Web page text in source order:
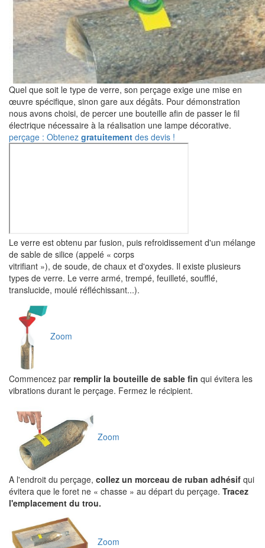
Quel que soit le type de verre, son perçage exige une mise en
œuvre spécifique, sinon gare aux dégâts. Pour démonstration
nous avons choisi, de percer une bouteille afin de passer le fil
électrique nécessaire à la réalisation une lampe décorative.
perçage : Obtenez gratuitement des devis !
Le verre est obtenu par fusion, puis refroidissement d'un mélange
de sable de silice (appelé « corps
vitrifiant »), de soude, de chaux et d'oxydes. Il existe plusieurs
types de verre. Le verre armé, trempé, feuilleté, soufflé,
translucide, moulé réfléchissant...).
Zoom
Commencez par remplir la bouteille de sable fin qui évitera les
vibrations durant le perçage. Fermez le récipient.
Zoom
A l'endroit du perçage, collez un morceau de ruban adhésif qui
évitera que le foret ne « chasse » au départ du perçage. Tracez
l'emplacement du trou.
Zoom